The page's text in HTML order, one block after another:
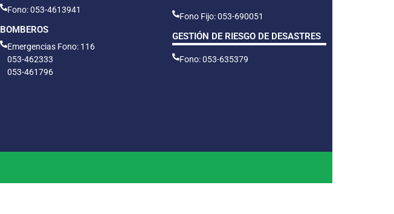
Fono: 053-4613941
BOMBEROS
Emergencias Fono: 116
053-462333
053-461796
Fono Fijo: 053-690051
GESTIÓN DE RIESGO DE DESASTRES
Fono: 053-635379